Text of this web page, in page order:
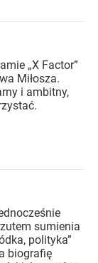
„X Factor”
Miłosza.
i ambitny,
sumienia
polityka”
biografię